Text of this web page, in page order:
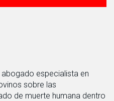
especialista en
sobre las
de muerte humana dentro